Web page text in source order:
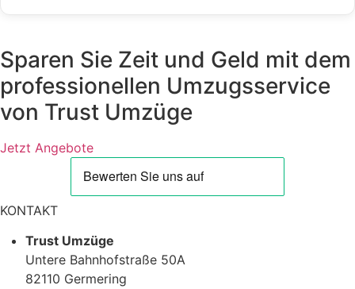
Sparen Sie Zeit und Geld mit dem
professionellen Umzugsservice
von Trust Umzüge
Jetzt Angebote
KONTAKT
Trust Umzüge
Untere Bahnhofstraße 50A
82110 Germering